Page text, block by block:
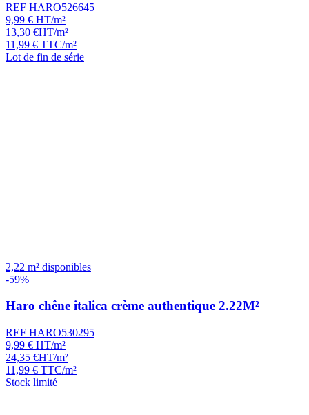
REF HARO526645
9,99 € HT/m²
13,30 €HT/m²
11,99 € TTC/m²
Lot de fin de série
2,22 m² disponibles
-59%
Haro chêne italica crème authentique 2.22M²
REF HARO530295
9,99 € HT/m²
24,35 €HT/m²
11,99 € TTC/m²
Stock limité